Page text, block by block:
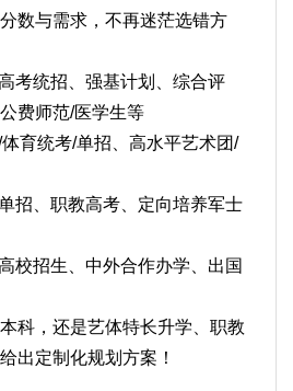
数与需求，不再迷茫选错方
考统招、强基计划、综合评
费师范/医学生等
育统考/单招、高水平艺术团/
招、职教高考、定向培养军士
校招生、中外合作办学、出国
科，还是艺体特长升学、职教
出定制化规划方案！